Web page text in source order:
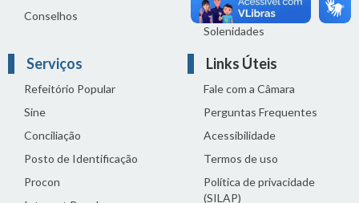
Conselhos
Vídeos de Reuniões
Solenidades
Serviços
Refeitório Popular
Sine
Conciliação
Posto de Identificação
Procon
Links Úteis
Fale com a Câmara
Perguntas Frequentes
Acessibilidade
Termos de uso
Política de privacidade
(SILAP)